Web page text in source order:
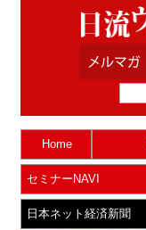
Home
セミナーNAVI
日本ネット経済新聞